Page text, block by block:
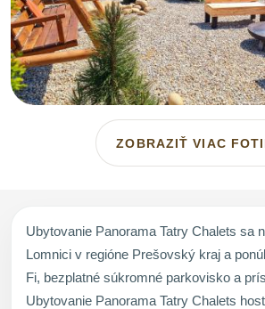
ZOBRAZIŤ VIAC
Ubytovanie Panorama Tatry Chalets sa
Lomnici v regióne Prešovský kraj a
Fi, bezplatné súkromné parkovisko a
Ubytovanie Panorama Tatry Chalets